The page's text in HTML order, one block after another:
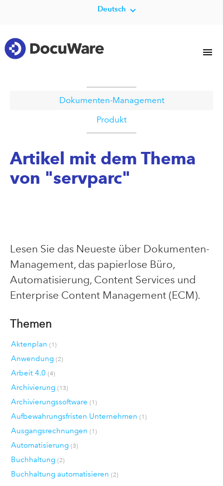
Deutsch
Dokumenten-Management
Produkt
Artikel mit dem Thema
von "servparc"
Lesen Sie das Neueste über Dokumenten-
Management, das papierlose Büro,
Automatisierung, Content Services und
Enterprise Content Management (ECM).
Themen
Aktenplan (1)
Anwendung (2)
Arbeit 4.0 (4)
Archivierung (13)
Archivierungssoftware (1)
Aufbewahrungsfristen Unternehmen (1)
Ausgangsrechnungen (1)
Automatisierung (3)
Buchhaltung (2)
Buchhaltung automatisieren (2)